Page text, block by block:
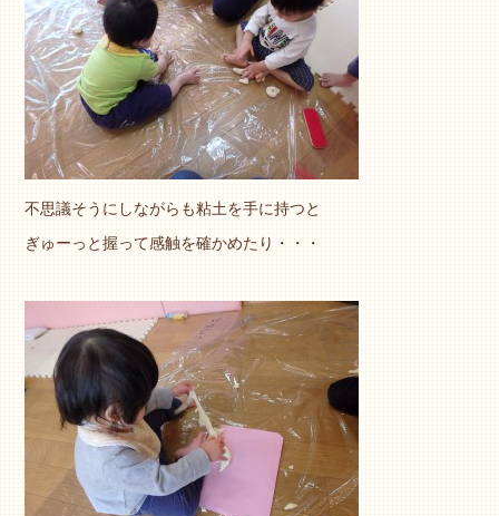
不思議そうにしながらも粘土を手に持つと
ぎゅーっと握って感触を確かめたり・・・